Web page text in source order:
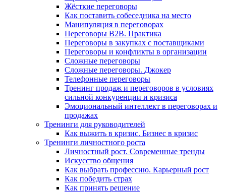
Жёсткие переговоры
Как поставить собеседника на место
Манипуляция в переговорах
Переговоры B2B. Практика
Переговоры в закупках с поставщиками
Переговоры и конфликты в организации
Сложные переговоры
Сложные переговоры. Джокер
Телефонные переговоры
Тренинг продаж и переговоров в условиях
сильной конкуренции и кризиса
Эмоциональный интеллект в переговорах и
продажах
Тренинги для руководителей
Как выжить в кризис. Бизнес в кризис
Тренинги личностного роста
Личностный рост. Современные тренды
Искусство общения
Как выбрать профессию. Карьерный рост
Как победить страх
Как принять решение